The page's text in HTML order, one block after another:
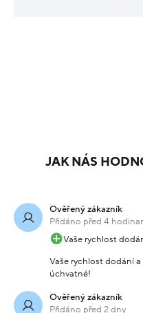
JAK NÁS
Ověřený zákazník
Přidáno před 4
Vaše rychlost
Vaše rychlost dodání
úchvatné!
Ověřený zákazník
Přidáno před 2 dny